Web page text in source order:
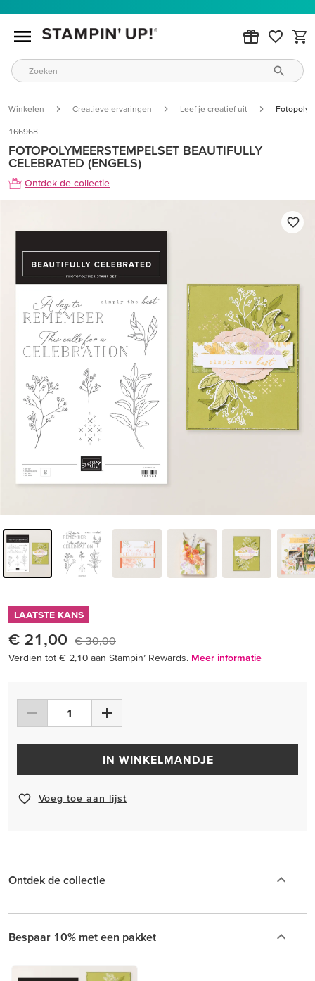
Winkelen Creatieve ervaringen Leef je creatief uit
166968
FOTOPOLYMEERSTEMPELSET BEAUTIFULLY
CELEBRATED (ENGELS)
Ontdek de collectie
LAATSTE KANS
€ 21,00 € 30,00
Verdien tot € 2,10 aan Stampin’ Rewards. Meer informatie
IN WINKELMANDJE
Voeg toe aan lijst
Ontdek de collectie
Bespaar 10% met een pakket